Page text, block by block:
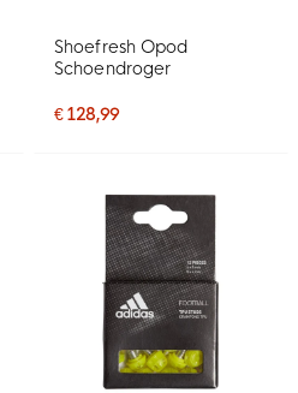
Shoefresh Opod
Schoendroger
€ 128,99